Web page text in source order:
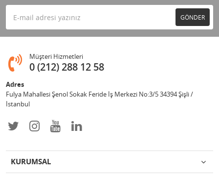
GÖNDER
Müşteri Hizmetleri
0 (212) 288 12 58
Adres
Fulya Mahallesi Şenol Sokak Feride İş Merkezi No:3/5 34394 Şişli /
İstanbul
KURUMSAL